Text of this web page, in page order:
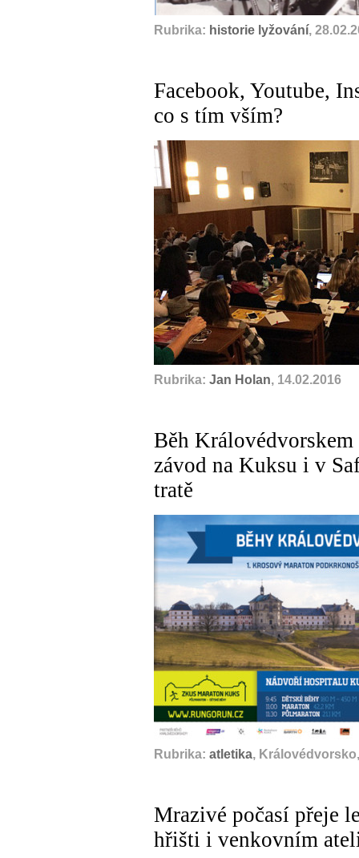
Rubrika: historie lyžování,
Facebook, Youtube,
co s tím vším?
Rubrika: Jan Holan, 14.02.2016
Běh
závod na Kuksu i v
tratě
Rubrika: atletika,
Mrazivé počasí přeje
hřišti i venkovním